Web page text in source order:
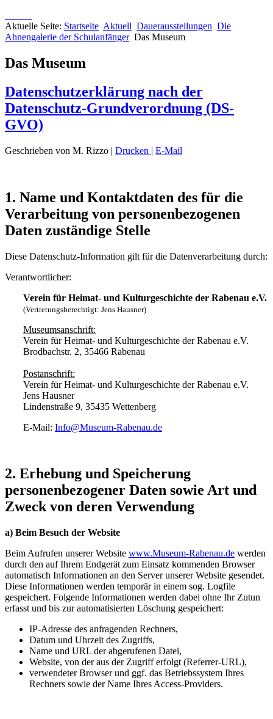
Aktuelle Seite: Startseite Aktuell Dauerausstellungen Die
Ahnengalerie der Schulanfänger Das Museum
Das Museum
Datenschutzerklärung nach der
Datenschutz-Grundverordnung (DS-
GVO)
Geschrieben von M. Rizzo | Drucken | E-Mail
1. Name und Kontaktdaten des für die
Verarbeitung von personenbezogenen
Daten zuständige Stelle
Diese Datenschutz-Information gilt für die Datenverarbeitung durch:
Verantwortlicher:
Verein für Heimat- und Kulturgeschichte der Rabenau e.V.
(Vertretungsberechtigt: Jens Hausner)
Museumsanschrift:
Verein für Heimat- und Kulturgeschichte der Rabenau e.V.
Brodbachstr. 2, 35466 Rabenau
Postanschrift:
Verein für Heimat- und Kulturgeschichte der Rabenau e.V.
Jens Hausner
Lindenstraße 9, 35435 Wettenberg
E-Mail: Info@Museum-Rabenau.de
2. Erhebung und Speicherung
personenbezogener Daten sowie Art und
Zweck von deren Verwendung
a) Beim Besuch der Website
Beim Aufrufen unserer Website www.Museum-Rabenau.de werden
durch den auf Ihrem Endgerät zum Einsatz kommenden Browser
automatisch Informationen an den Server unserer Website gesendet.
Diese Informationen werden temporär in einem sog. Logfile
gespeichert. Folgende Informationen werden dabei ohne Ihr Zutun
erfasst und bis zur automatisierten Löschung gespeichert:
IP-Adresse des anfragenden Rechners,
Datum und Uhrzeit des Zugriffs,
Name und URL der abgerufenen Datei,
Website, von der aus der Zugriff erfolgt (Referrer-URL),
verwendeter Browser und ggf. das Betriebssystem Ihres
Rechners sowie der Name Ihres Access-Providers.